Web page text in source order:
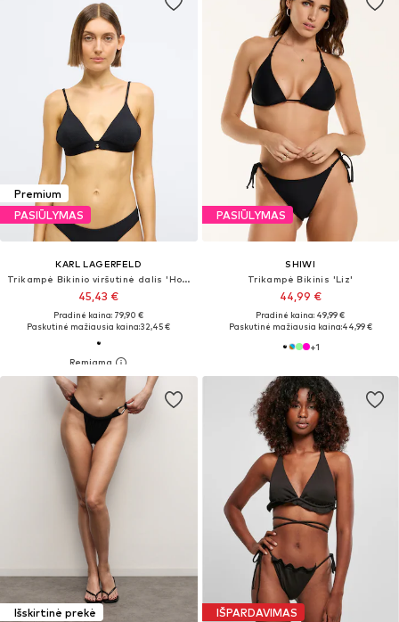
Premium
PASIŪLYMAS
KARL LAGERFELD
Trikampė Bikinio viršutinė dalis 'Hotel'
45,43 €
Pradinė kaina: 79,90 €
Paskutinė mažiausia kaina:32,45 €
PASIŪLYMAS
SHIWI
Trikampė Bikinis 'Liz'
44,99 €
Pradinė kaina: 49,99 €
Paskutinė mažiausia kaina:44,99 €
+1
Išskirtinė prekė IŠPARDAVIMAS